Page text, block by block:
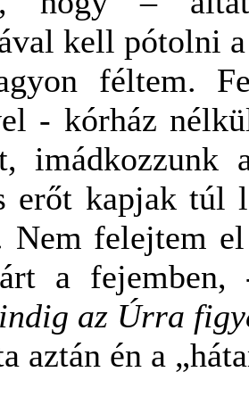
kell pótolni
féltem.
- kórház
erőt kapjak túl
Nem felejtem
a fejemben,
az Úrra
aztán én a